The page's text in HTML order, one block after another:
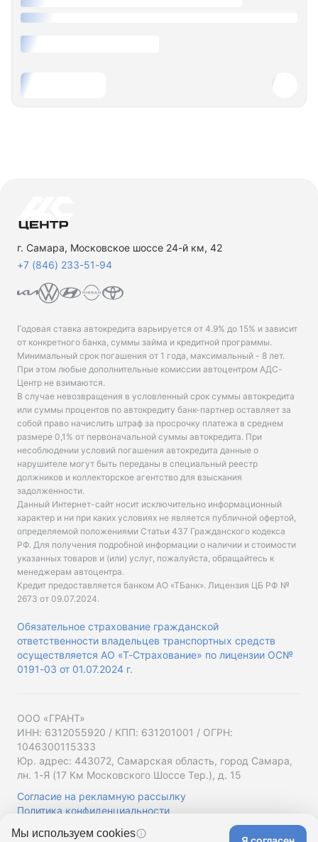
г. Самара, Московское шоссе 24-й км, 42
+7 (846) 233-51-94
Годовая ставка автокредита варьируется от 4.9% до 15% и зависит
от конкретного банка, суммы займа и кредитной программы.
Минимальный срок погашения от 1 года, максимальный - 8 лет.
При этом любые дополнительные комиссии автоцентром АДС-
Центр не взимаются.
В случае невозвращения в условленный срок суммы автокредита
или суммы процентов по автокредиту банк-партнер оставляет за
собой право начислить штраф за просрочку платежа в среднем
размере 0,1% от первоначальной суммы автокредита. При
несоблюдении условий погашения автокредита данные о
нарушителе могут быть переданы в специальный реестр
должников и коллекторское агентство для взыскания
задолженности.
Данный Интернет-сайт носит исключительно информационный
характер и ни при каких условиях не является публичной офертой,
определяемой положениями Статьи 437 Гражданского кодекса
РФ. Для получения подробной информации о наличии и стоимости
указанных товаров и (или) услуг, пожалуйста, обращайтесь к
менеджерам автоцентра.
Кредит предоставляется банком АО «ТБанк». Лицензия ЦБ РФ №
2673 от 09.07.2024.
Обязательное страхование гражданской
ответственности владельцев транспортных средств
осуществляется АО «Т-Страхование» по лицензии ОС№
0191-03 от 01.07.2024 г.
ООО «ГРАНТ»
ИНН: 6312055920 / КПП: 631201001 / ОГРН:
1046300115333
Юр. адрес: 443072, Самарская область, город Самара,
лн. 1-Я (17 Км Московского Шоссе Тер.), д. 15
Согласие на рекламную рассылку
Политика конфиденциальности
Мы используем cookies